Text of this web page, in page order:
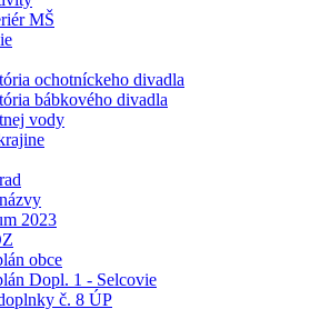
MŠ
ochotníckeho divadla
bábkového divadla
vody
2023
obce
Dopl. 1 - Selcovie
č. 8 ÚP